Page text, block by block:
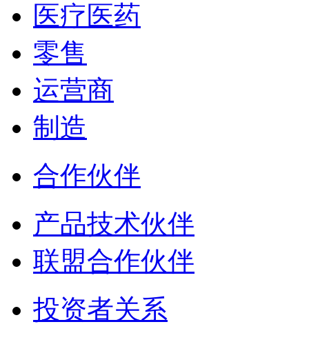
医疗医药
零售
运营商
制造
合作伙伴
产品技术伙伴
联盟合作伙伴
投资者关系